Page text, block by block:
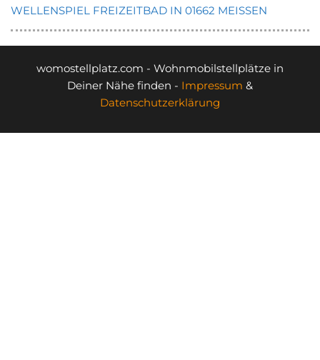
WELLENSPIEL FREIZEITBAD IN 01662 MEISSEN
womostellplatz.com - Wohnmobilstellplätze in
Deiner Nähe finden - Impressum &
Datenschutzerklärung